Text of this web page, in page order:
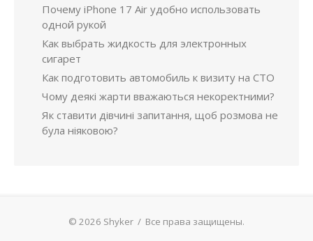
Почему iPhone 17 Air удобно использовать
одной рукой
Как выбрать жидкость для электронных
сигарет
Как подготовить автомобиль к визиту на СТО
Чому деякі жарти вважаються некоректними?
Як ставити дівчині запитання, щоб розмова не
була ніяковою?
© 2026 Shyker / Все права защищены.